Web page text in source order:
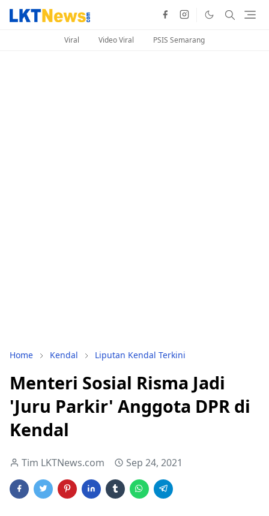
Viral Video Viral PSIS Semarang
Home Kendal Liputan Kendal Terkini
Menteri Sosial Risma Jadi
'Juru Parkir' Anggota DPR di
Kendal
Tim LKTNews.com Sep 24, 2021